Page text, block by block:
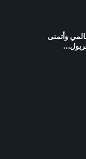
وأتمنى